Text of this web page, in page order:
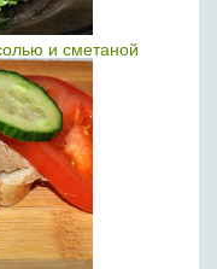
и сметаной